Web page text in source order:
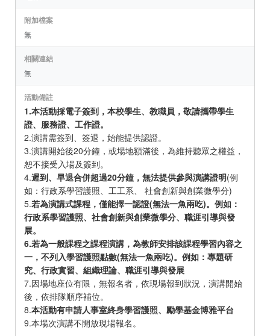
附加檔案
無
相關連結
無
活動備註
1.本活動採電子簽到，本校學生、教職員，敬請攜帶學生
證、服務證、工作證。
2.演講需簽到、簽退，始能提供認證。
3.演講開始後20分鐘，或場地額滿後，為維持聽眾之權益，
恕不接受入場及簽到。
4.遲到、早退合併超過20分鐘，無法提供參與演講證明(例
如：行政系學習護照、工工系、 社會創新與創業微學分)
5.若為演講式課程，僅能擇一認證(無法一魚兩吃)。例如：
行政系學習護照、社會創新與創業微學分、職涯引導與發
展。
6.若為一般課程之課程演講，為教師安排該課程學習內容之
一，不列入學習護照點數(無法一魚兩吃)。例如：專題研
究、行政實習、組織理論、職涯引導與發展
7.因場地座位有限，無報名者，依現場報到狀況，演講開始
後，依排隊順序補位。
8.本活動有申請人事室終身學習護照、勵學基金博雅平台
9.本場次演講不開放現場報名。